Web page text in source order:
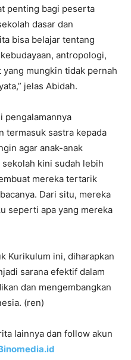
penting bagi peserta
dasar dan
bisa belajar tentang
antropologi,
mungkin tidak pernah
jelas Abidah.
pengalamannya
termasuk sastra kepada
agar anak-anak
kini sudah lebih
mereka tertarik
Dari situ, mereka
seperti apa yang mereka
Kurikulum ini, diharapkan
sarana efektif dalam
dan mengembangkan
(ren)
lainnya dan follow akun